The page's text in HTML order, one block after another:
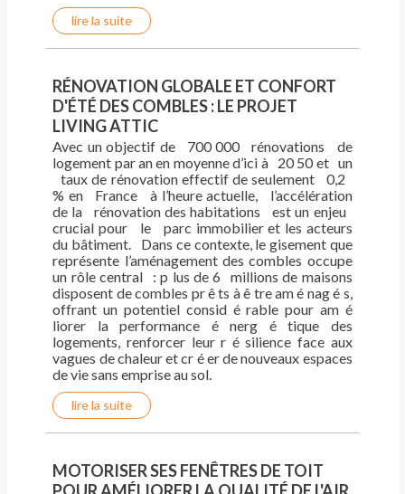
lire la suite
RÉNOVATION GLOBALE ET CONFORT
D'ÉTÉ DES COMBLES : LE PROJET
LIVING ATTIC
Avec un objectif de 700 000 rénovations de
logement par an en moyenne d’ici à 20 50 et un
taux de rénovation effectif de seulement 0,2
% en France à l’heure actuelle, l’accélération
de la rénovation des habitations est un enjeu
crucial pour le parc immobilier et les acteurs
du bâtiment. Dans ce contexte, le gisement que
représente l’aménagement des combles occupe
un rôle central : p lus de 6 millions de maisons
disposent de combles pr ê ts à ê tre am é nag é s,
offrant un potentiel consid é rable pour am é
liorer la performance é nerg é tique des
logements, renforcer leur r é silience face aux
vagues de chaleur et cr é er de nouveaux espaces
de vie sans emprise au sol.
lire la suite
MOTORISER SES FENÊTRES DE TOIT